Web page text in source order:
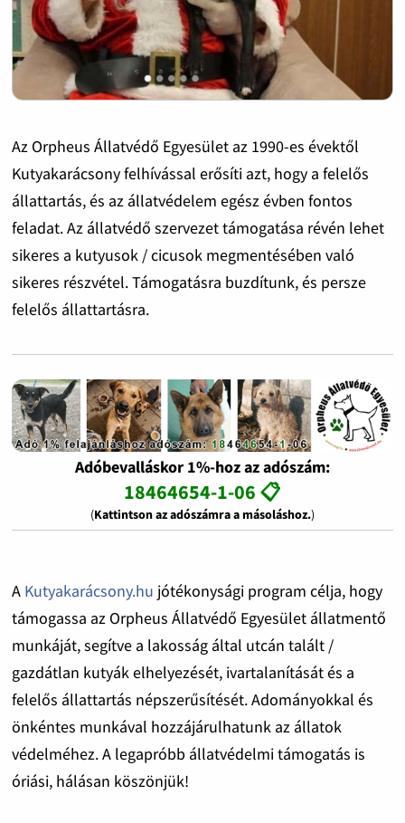
Az Orpheus Állatvédő Egyesület az 1990-es évektől
Kutyakarácsony felhívással erősíti azt, hogy a felelős
állattartás, és az állatvédelem egész évben fontos
feladat. Az állatvédő szervezet támogatása révén lehet
sikeres a kutyusok / cicusok megmentésében való
sikeres részvétel. Támogatásra buzdítunk, és persze
felelős állattartásra.
Adóbevalláskor 1%-hoz az adószám:
18464654-1-06 📋
(Kattintson az adószámra a másoláshoz.)
A Kutyakarácsony.hu jótékonysági program célja, hogy
támogassa az Orpheus Állatvédő Egyesület állatmentő
munkáját, segítve a lakosság által utcán talált /
gazdátlan kutyák elhelyezését, ivartalanítását és a
felelős állattartás népszerűsítését. Adományokkal és
önkéntes munkával hozzájárulhatunk az állatok
védelméhez. A legapróbb állatvédelmi támogatás is
óriási, hálásan köszönjük!